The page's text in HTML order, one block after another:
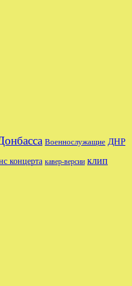
Военнослужащие ДНР
концерта кавер-версии клип